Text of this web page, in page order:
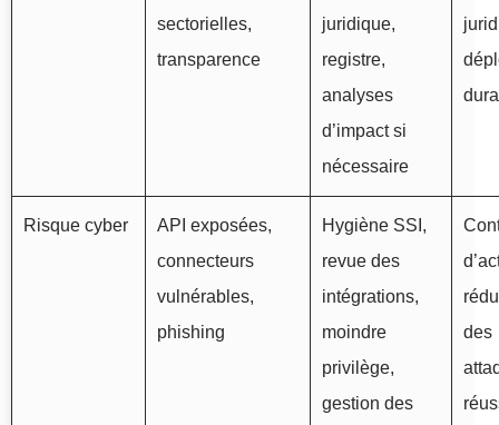
sectorielles,
transparence
juridique,
registre,
analyses
d’impact si
nécessaire
Risque cyber
API exposées,
connecteurs
vulnérables,
phishing
Hygiène SSI,
revue des
intégrations,
moindre
privilège,
gestion des
des